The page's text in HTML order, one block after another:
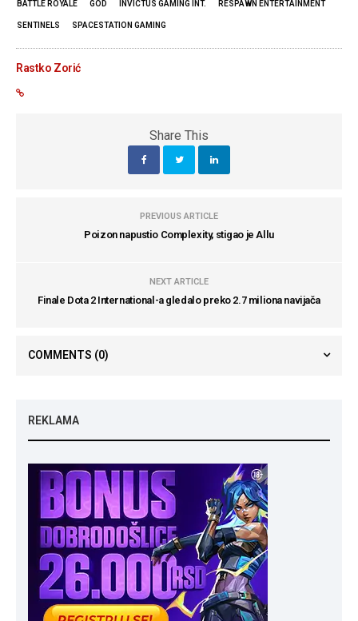
BATTLE ROYALE GOD INVICTUS GAMING INT. RESPAWN ENTERTAINMENT
SENTINELS SPACESTATION GAMING
Rastko Zorić
Share This
PREVIOUS ARTICLE
Poizon napustio Complexity, stigao je Allu
NEXT ARTICLE
Finale Dota 2 International-a gledalo preko 2.7 miliona navijača
COMMENTS (0)
REKLAMA